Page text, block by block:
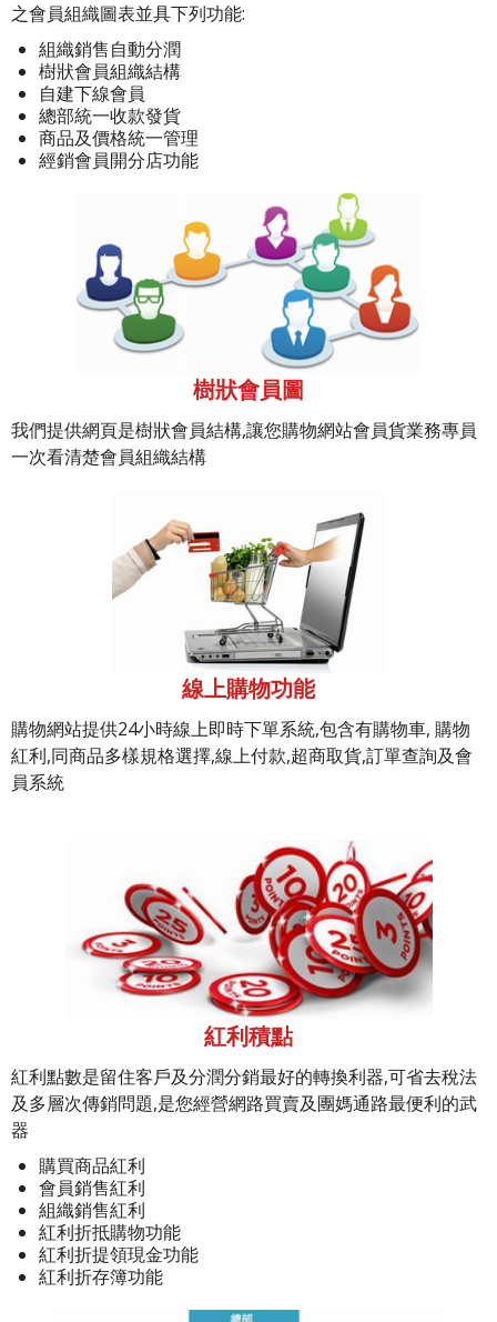
之會員組織圖表並具下列功能:
組織銷售自動分潤
樹狀會員組織結構
自建下線會員
總部統一收款發貨
商品及價格統一管理
經銷會員開分店功能
樹狀會員圖
我們提供網頁是樹狀會員結構,讓您購物網站會員貨業務專員
一次看清楚會員組織結構
線上購物功能
購物網站提供24小時線上即時下單系統,包含有購物車, 購物
紅利,同商品多樣規格選擇,線上付款,超商取貨,訂單查詢及會
員系統
紅利積點
紅利點數是留住客戶及分潤分銷最好的轉換利器,可省去稅法
及多層次傳銷問題,是您經營網路買賣及團媽通路最便利的武
器
購買商品紅利
會員銷售紅利
組織銷售紅利
紅利折抵購物功能
紅利折提領現金功能
紅利折存簿功能